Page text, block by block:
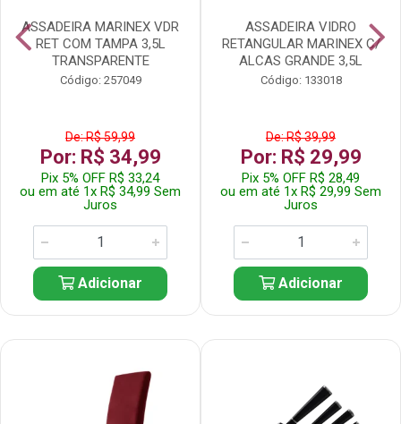
ASSADEIRA MARINEX VDR
RET COM TAMPA 3,5L
TRANSPARENTE
Código: 257049
De: R$ 59,99
Por: R$ 34,99
Pix 5% OFF R$ 33,24
ou em até 1x R$ 34,99 Sem
Juros
Adicionar
ASSADEIRA VIDRO
RETANGULAR MARINEX C/
ALCAS GRANDE 3,5L
Código: 133018
De: R$ 39,99
Por: R$ 29,99
Pix 5% OFF R$ 28,49
ou em até 1x R$ 29,99 Sem
Juros
Adicionar